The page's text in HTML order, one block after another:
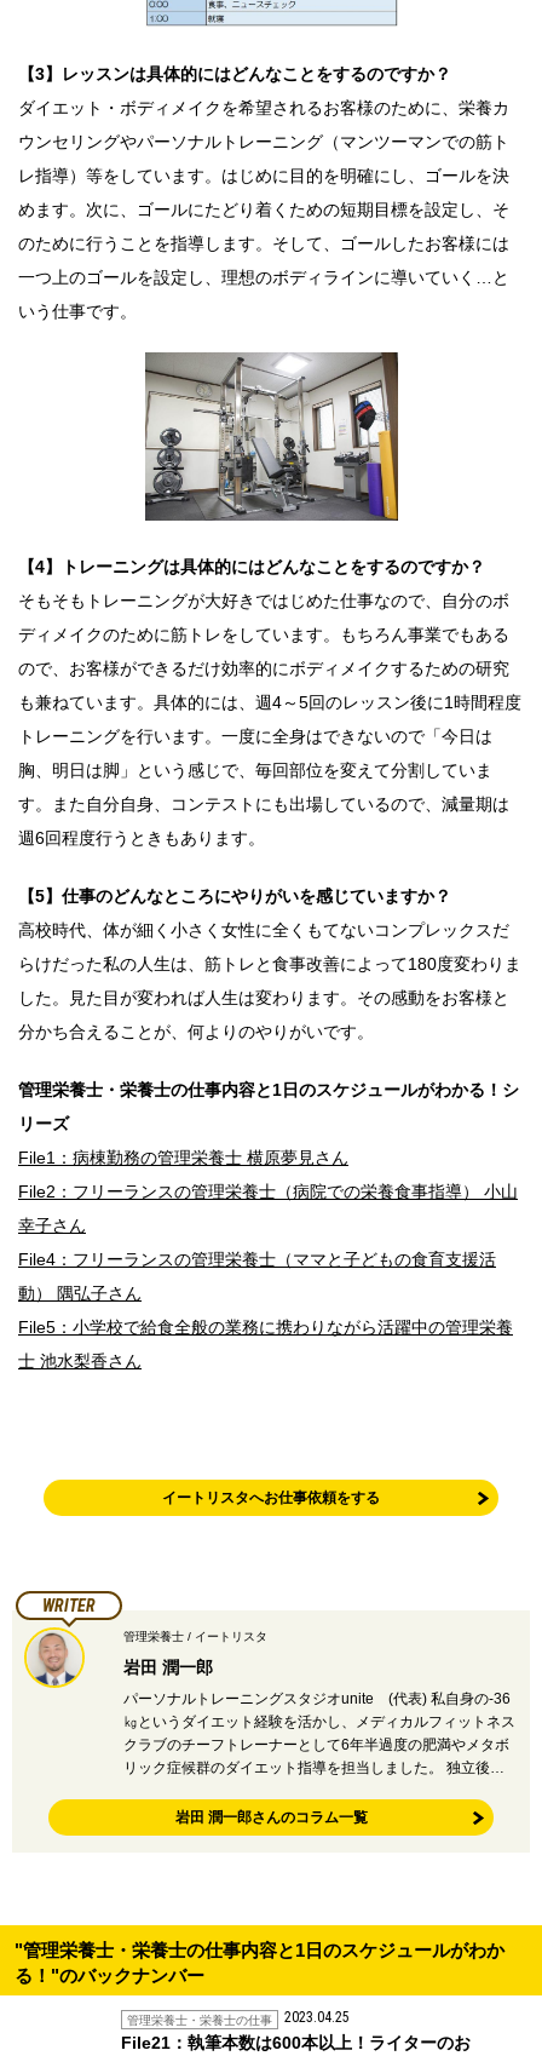
【3】レッスンは具体的にはどんなことをするのですか？
ダイエット・ボディメイクを希望されるお客様のために、栄養カ
ウンセリングやパーソナルトレーニング（マンツーマンでの筋ト
レ指導）等をしています。はじめに目的を明確にし、ゴールを決
めます。次に、ゴールにたどり着くための短期目標を設定し、そ
のために行うことを指導します。そして、ゴールしたお客様には
一つ上のゴールを設定し、理想のボディラインに導いていく…と
いう仕事です。
【4】トレーニングは具体的にはどんなことをするのですか？
そもそもトレーニングが大好きではじめた仕事なので、自分のボ
ディメイクのために筋トレをしています。もちろん事業でもある
ので、お客様ができるだけ効率的にボディメイクするための研究
も兼ねています。具体的には、週4～5回のレッスン後に1時間程度
トレーニングを行います。一度に全身はできないので「今日は
胸、明日は脚」という感じで、毎回部位を変えて分割していま
す。また自分自身、コンテストにも出場しているので、減量期は
週6回程度行うときもあります。
【5】仕事のどんなところにやりがいを感じていますか？
高校時代、体が細く小さく女性に全くもてないコンプレックスだ
らけだった私の人生は、筋トレと食事改善によって180度変わりま
した。見た目が変われば人生は変わります。その感動をお客様と
分かち合えることが、何よりのやりがいです。
管理栄養士・栄養士の仕事内容と1日のスケジュールがわかる！シ
リーズ
File1：病棟勤務の管理栄養士 横原夢見さん
File2：フリーランスの管理栄養士（病院での栄養食事指導） 小山
幸子さん
File4：フリーランスの管理栄養士（ママと子どもの食育支援活
動） 隅弘子さん
File5：小学校で給食全般の業務に携わりながら活躍中の管理栄養
士 池水梨香さん
イートリスタへお仕事依頼をする
WRITER
管理栄養士 / イートリスタ
岩田 潤一郎
パーソナルトレーニングスタジオunite (代表) 私自身の-36
㎏というダイエット経験を活かし、メディカルフィットネス
クラブのチーフトレーナーとして6年半過度の肥満やメタボ
リック症候群のダイエット指導を担当しました。 独立後…
岩田 潤一郎さんのコラム一覧
"管理栄養士・栄養士の仕事内容と1日のスケジュールがわか
る！"のバックナンバー
管理栄養士・栄養士の仕事 2023.04.25
File21：執筆本数は600本以上！ライターのお